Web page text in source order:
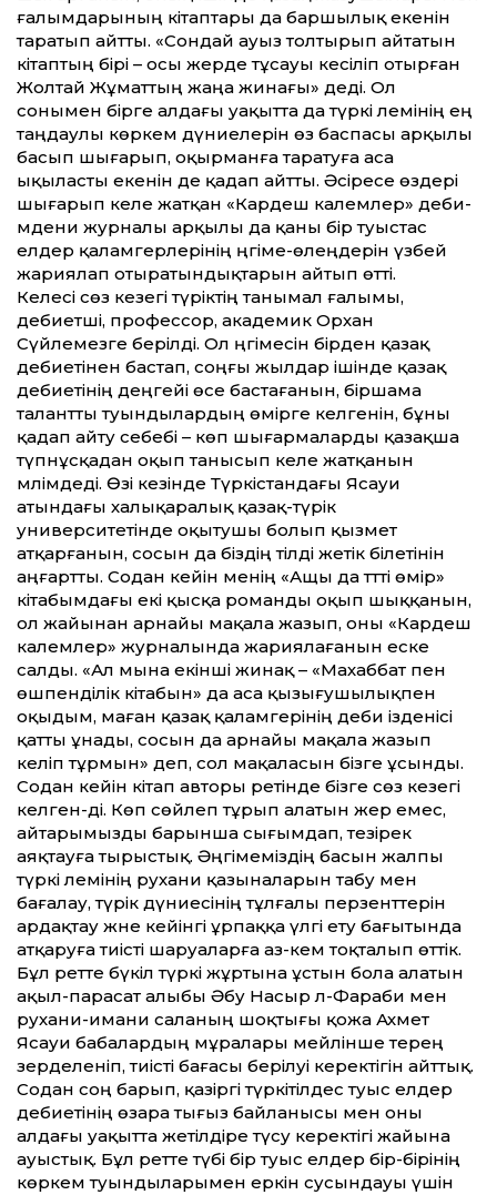
ғалымдарының кітаптары да баршылық екенін
таратып айтты. «Сондай ауыз толтырып айтатын
кітаптың бірі – осы жерде тұсауы кесіліп отырған
Жолтай Жұматтың жаңа жинағы» деді. Ол
сонымен бірге алдағы уақытта да түркі әлемінің ең
таңдаулы көркем дүниелерін өз баспасы арқылы
басып шығарып, оқырманға таратуға аса
ықыласты екенін де қадап айтты. Әсіресе өздері
шығарып келе жатқан «Кардеш калемлер» әдеби-
мәдени журналы арқылы да қаны бір туыстас
елдер қаламгерлерінің әңгіме-өлеңдерін үзбей
жариялап отыратындықтарын айтып өтті.
Келесі сөз кезегі түріктің танымал ғалымы,
әдебиетші, профессор, академик Орхан
Сүйлемезге берілді. Ол әңгімесін бірден қазақ
әдебиетінен бастап, соңғы жылдар ішінде қазақ
әдебиетінің деңгейі өсе бастағанын, біршама
талантты туындылардың өмірге келгенін, бұны
қадап айту себебі – көп шығармаларды қазақша
түпнұсқадан оқып танысып келе жатқанын
мәлімдеді. Өзі кезінде Түркістандағы Ясауи
атындағы халықаралық қазақ-түрік
университетінде оқытушы болып қызмет
атқарғанын, сосын да біздің тілді жетік білетінін
аңғартты. Содан кейін менің «Ащы да тәтті өмір»
кітабымдағы екі қысқа романды оқып шыққанын,
ол жайынан арнайы мақала жазып, оны «Кардеш
калемлер» журналында жариялағанын еске
салды. «Ал мына екінші жинақ – «Махаббат пен
өшпенділік кітабын» да аса қызығушылықпен
оқыдым, маған қазақ қаламгерінің әдеби ізденісі
қатты ұнады, сосын да арнайы мақала жазып
әкеліп тұрмын» деп, сол мақаласын бізге ұсынды.
Содан кейін кітап авторы ретінде бізге сөз кезегі
келген-ді. Көп сөйлеп тұрып алатын жер емес,
айтарымызды барынша сығымдап, тезірек
аяқтауға тырыстық. Әңгімеміздің басын жалпы
түркі әлемінің рухани қазыналарын табу мен
бағалау, түрік дүниесінің тұлғалы перзенттерін
ардақтау және кейінгі ұрпаққа үлгі ету бағытында
атқаруға тиісті шаруаларға аз-кем тоқталып өттік.
Бұл ретте бүкіл түркі жұртына ұстын бола алатын
ақыл-парасат алыбы Әбу Насыр әл-Фараби мен
рухани-имани саланың шоқтығы қожа Ахмет
Ясауи бабалардың мұралары мейлінше терең
зерделеніп, тиісті бағасы берілуі керектігін айттық.
Содан соң барып, қазіргі түркітілдес туыс елдер
әдебиетінің өзара тығыз байланысы мен оны
алдағы уақытта жетілдіре түсу керектігі жайына
ауыстық. Бұл ретте түбі бір туыс елдер бір-бірінің
көркем туындыларымен еркін сусындауы үшін